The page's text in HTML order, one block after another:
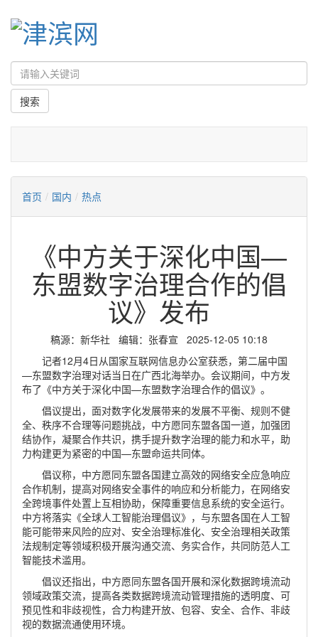
首页 / 国内 / 热点
《中方关于深化中国—
东盟数字治理合作的倡
议》发布
稿源：新华社 编辑：张春宣 2025-12-05 10:18
记者12月4日从国家互联网信息办公室获悉，第二届中国
—东盟数字治理对话当日在广西北海举办。会议期间，中方发
布了《中方关于深化中国—东盟数字治理合作的倡议》。
倡议提出，面对数字化发展带来的发展不平衡、规则不健
全、秩序不合理等问题挑战，中方愿同东盟各国一道，加强团
结协作，凝聚合作共识，携手提升数字治理的能力和水平，助
力构建更为紧密的中国—东盟命运共同体。
倡议称，中方愿同东盟各国建立高效的网络安全应急响应
合作机制，提高对网络安全事件的响应和分析能力，在网络安
全跨境事件处置上互相协助，保障重要信息系统的安全运行。
中方将落实《全球人工智能治理倡议》，与东盟各国在人工智
能可能带来风险的应对、安全治理标准化、安全治理相关政策
法规制定等领域积极开展沟通交流、务实合作，共同防范人工
智能技术滥用。
倡议还指出，中方愿同东盟各国开展和深化数据跨境流动
领域政策交流，提高各类数据跨境流动管理措施的透明度、可
预见性和非歧视性，合力构建开放、包容、安全、合作、非歧
视的数据流通使用环境。